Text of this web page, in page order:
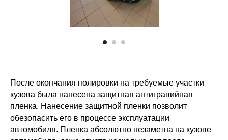
После окончания полировки на требуемые участки
кузова была нанесена защитная антигравийная
пленка. Нанесение защитной пленки позволит
обезопасить его в процессе эксплуатации
автомобиля. Пленка абсолютно незаметна на кузове